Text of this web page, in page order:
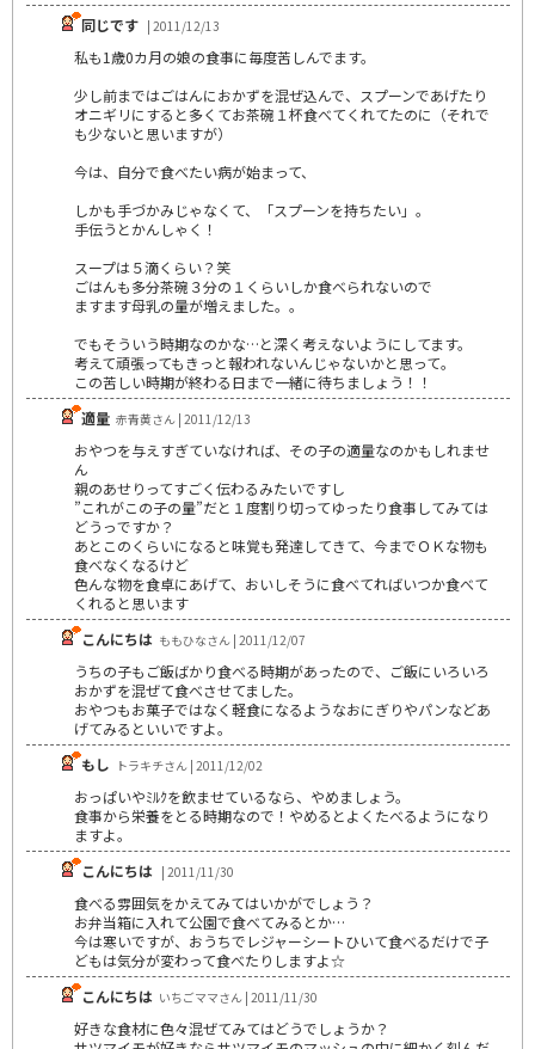
同じです | 2011/12/13
私も1歳0カ月の娘の食事に毎度苦しんでます。
少し前まではごはんにおかずを混ぜ込んで、スプーンであげたり
オニギリにすると多くてお茶碗１杯食べてくれてたのに（それで
も少ないと思いますが）
今は、自分で食べたい病が始まって、
しかも手づかみじゃなくて、「スプーンを持ちたい」。
手伝うとかんしゃく！
スープは５滴くらい？笑
ごはんも多分茶碗３分の１くらいしか食べられないので
ますます母乳の量が増えました。。
でもそういう時期なのかな…と深く考えないようにしてます。
考えて頑張ってもきっと報われないんじゃないかと思って。
この苦しい時期が終わる日まで一緒に待ちましょう！！
適量 赤青黄さん | 2011/12/13
おやつを与えすぎていなければ、その子の適量なのかもしれませ
ん
親のあせりってすごく伝わるみたいですし
”これがこの子の量”だと１度割り切ってゆったり食事してみては
どうっですか？
あとこのくらいになると味覚も発達してきて、今までＯＫな物も
食べなくなるけど
色んな物を食卓にあげて、おいしそうに食べてればいつか食べて
くれると思います
こんにちは ももひなさん | 2011/12/07
うちの子もご飯ばかり食べる時期があったので、ご飯にいろいろ
おかずを混ぜて食べさせてました。
おやつもお菓子ではなく軽食になるようなおにぎりやパンなどあ
げてみるといいですよ。
もし トラキチさん | 2011/12/02
おっぱいやﾐﾙｸを飲ませているなら、やめましょう。
食事から栄養をとる時期なので！やめるとよくたべるようになり
ますよ。
こんにちは | 2011/11/30
食べる雰囲気をかえてみてはいかがでしょう？
お弁当箱に入れて公園で食べてみるとか…
今は寒いですが、おうちでレジャーシートひいて食べるだけで子
どもは気分が変わって食べたりしますよ☆
こんにちは いちごママさん | 2011/11/30
好きな食材に色々混ぜてみてはどうでしょうか？